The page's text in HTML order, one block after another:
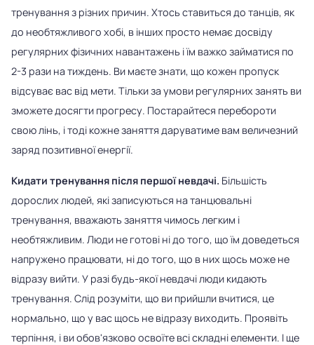
тренування з різних причин. Хтось ставиться до танців, як
до необтяжливого хобі, в інших просто немає досвіду
регулярних фізичних навантажень і їм важко займатися по
2-3 рази на тиждень. Ви маєте знати, що кожен пропуск
відсуває вас від мети. Тільки за умови регулярних занять ви
зможете досягти прогресу. Постарайтеся перебороти
свою лінь, і тоді кожне заняття даруватиме вам величезний
заряд позитивної енергії.
Кидати тренування після першої невдачі. Більшість
дорослих людей, які записуються на танцювальні
тренування, вважають заняття чимось легким і
необтяжливим. Люди не готові ні до того, що їм доведеться
напружено працювати, ні до того, що в них щось може не
відразу вийти. У разі будь-якої невдачі люди кидають
тренування. Слід розуміти, що ви прийшли вчитися, це
нормально, що у вас щось не відразу виходить. Проявіть
терпіння, і ви обов'язково освоїте всі складні елементи. І ще